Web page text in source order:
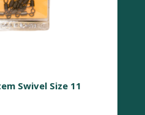
Swivel Size 11